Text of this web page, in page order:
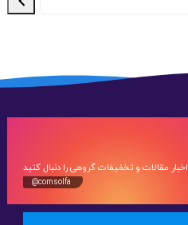
اخبار مقالات و تخفیفات گروهی را دنبال کنید
@comsolfa